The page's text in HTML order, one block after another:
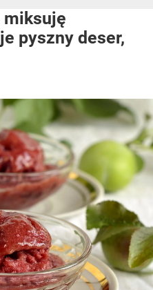
miksuję
pyszny deser,